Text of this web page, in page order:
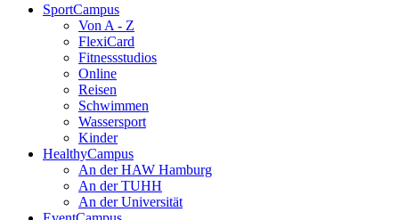
SportCampus
Von A - Z
FlexiCard
Fitnessstudios
Online
Reisen
Schwimmen
Wassersport
Kinder
HealthyCampus
An der HAW Hamburg
An der TUHH
An der Universität